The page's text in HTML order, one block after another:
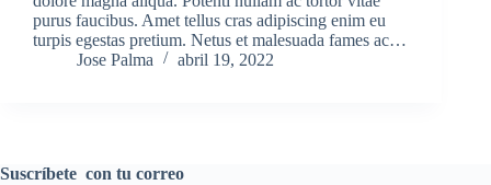
purus faucibus. Amet tellus cras adipiscing enim eu
turpis egestas pretium. Netus et malesuada fames ac…
Jose Palma
abril 19, 2022
Suscríbete con tu correo